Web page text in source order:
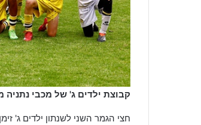
קבוצת ילדים ג' של מכבי נתניה
חצי הגמר השני לשנתון ילדים ג'